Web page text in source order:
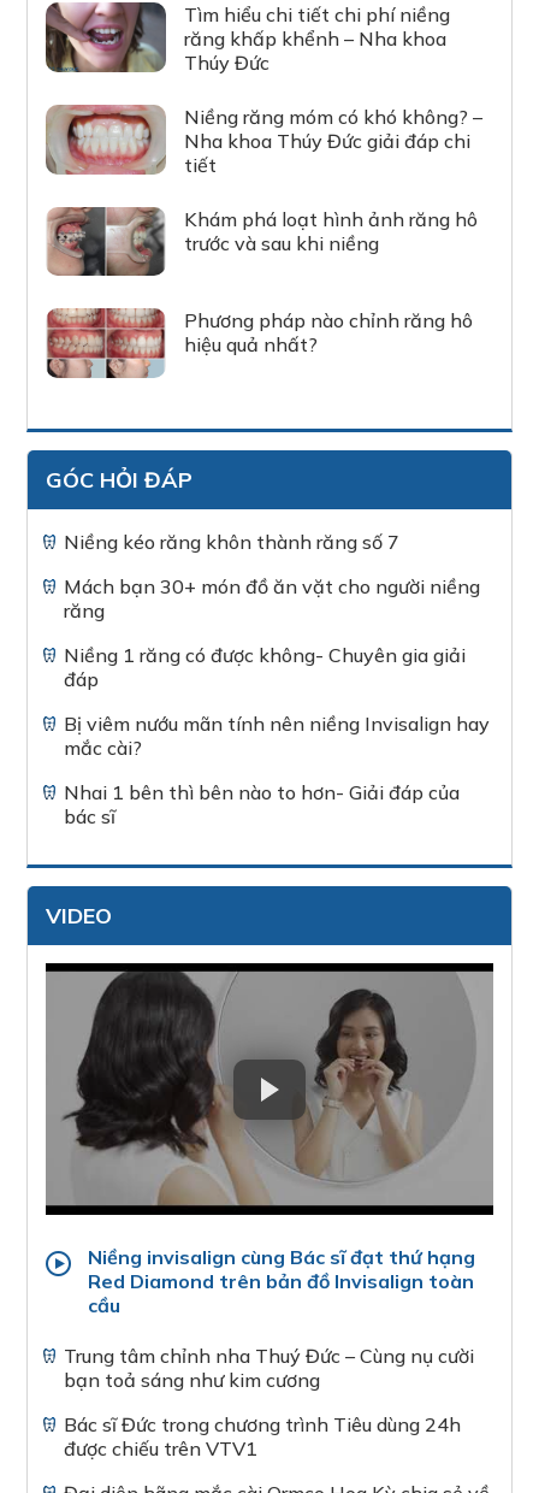
Tìm hiểu chi tiết chi phí niềng
răng khấp khểnh – Nha khoa
Thúy Đức
Niềng răng móm có khó không? –
Nha khoa Thúy Đức giải đáp chi
tiết
Khám phá loạt hình ảnh răng hô
trước và sau khi niềng
Phương pháp nào chỉnh răng hô
hiệu quả nhất?
GÓC HỎI ĐÁP
Niềng kéo răng khôn thành răng số 7
Mách bạn 30+ món đồ ăn vặt cho người niềng
răng
Niềng 1 răng có được không- Chuyên gia giải
đáp
Bị viêm nướu mãn tính nên niềng Invisalign hay
mắc cài?
Nhai 1 bên thì bên nào to hơn- Giải đáp của
bác sĩ
VIDEO
Niềng invisalign cùng Bác sĩ đạt thứ hạng
Red Diamond trên bản đồ Invisalign toàn
cầu
Trung tâm chỉnh nha Thuý Đức – Cùng nụ cười
bạn toả sáng như kim cương
Bác sĩ Đức trong chương trình Tiêu dùng 24h
được chiếu trên VTV1